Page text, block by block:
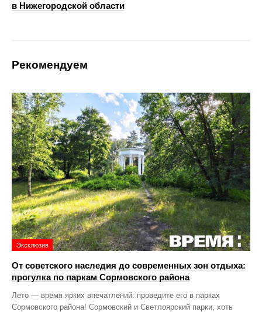
в Нижегородской области
Рекомендуем
Эксклюзив
От советского наследия до современных зон отдыха:
прогулка по паркам Сормовского района
Лето — время ярких впечатлений: проведите его в парках
Сормовского района! Сормовский и Светлоярский парки, хоть